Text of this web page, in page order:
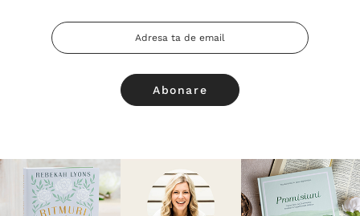
Adresa
Email